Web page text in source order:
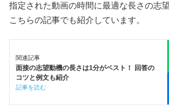
指定された動画の時間に最適な長さの志
こちらの記事でも紹介しています。
関連記事
面接の志望動機の長さは1分がベスト！ 回答の
コツと例文も紹介
記事を読む